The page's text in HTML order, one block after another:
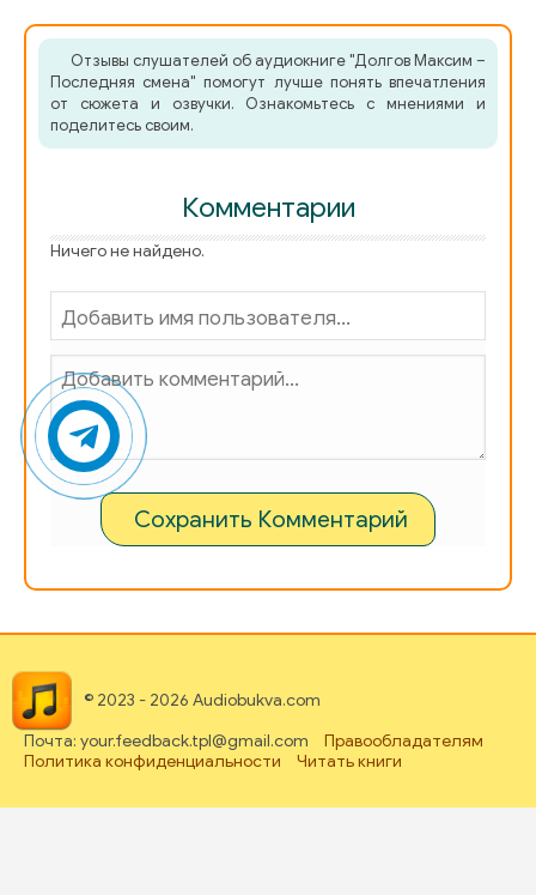
Отзывы слушателей об аудиокниге "Долгов Максим –
Последняя смена" помогут лучше понять впечатления
от сюжета и озвучки. Ознакомьтесь с мнениями и
поделитесь своим.
Комментарии
Ничего не найдено.
Сохранить Комментарий
© 2023 - 2026 Audiobukva.com
Почта: your.feedback.tpl@gmail.com
Правообладателям
Политика конфиденциальности
Читать книги